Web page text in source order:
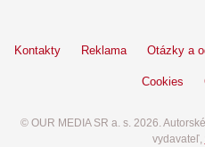
Kontakty Reklama Otázky a
Cookies
© OUR MEDIA SR a. s. 2026.
vydavateľ,